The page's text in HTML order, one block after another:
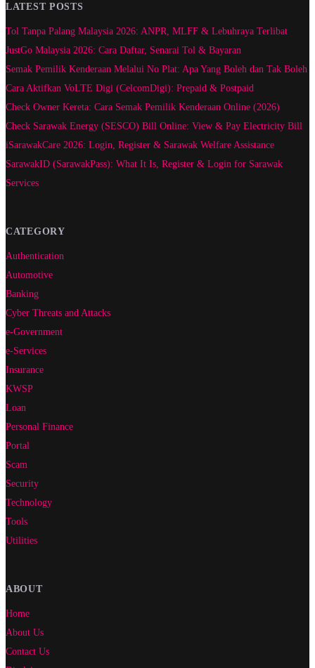
LATEST POSTS
Tol Tanpa Palang Malaysia 2026: ANPR, MLFF & Lebuhraya Terlibat
JustGo Malaysia 2026: Cara Daftar, Senarai Tol & Bayaran
Semak Pemilik Kenderaan Melalui No Plat: Apa Yang Boleh dan Tak Boleh
Cara Aktifkan VoLTE Digi (CelcomDigi): Prepaid & Postpaid
Check Owner Kereta: Cara Semak Pemilik Kenderaan Online (2026)
Check Sarawak Energy (SESCO) Bill Online: View & Pay Electricity Bill
iSarawakCare 2026: Login, Register & Sarawak Welfare Assistance
SarawakID (SarawakPass): What It Is, Register & Login for Sarawak
Services
CATEGORY
Authentication
Automotive
Banking
Cyber Threats and Attacks
e-Government
e-Services
Insurance
KWSP
Loan
Personal Finance
Portal
Scam
Security
Technology
Tools
Utilities
ABOUT
Home
About Us
Contact Us